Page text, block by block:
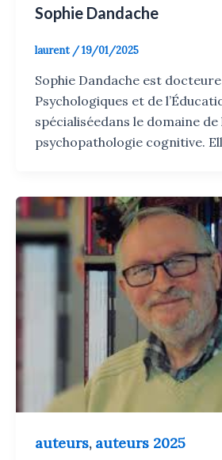
Sophie Dandache
laurent /19/01/2025
Sophie Dandache est
Psychologiques et de
spécialiséedans le domaine de
psychopathologie cognitive.
auteurs, auteurs 2025